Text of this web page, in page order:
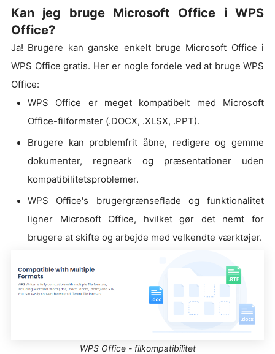
Kan jeg bruge Microsoft Office i WPS
Office?
Ja! Brugere kan ganske enkelt bruge Microsoft Office i
WPS Office gratis. Her er nogle fordele ved at bruge WPS
Office:
WPS Office er meget kompatibelt med Microsoft
Office-filformater (.DOCX, .XLSX, .PPT).
Brugere kan problemfrit åbne, redigere og gemme
dokumenter, regneark og præsentationer uden
kompatibilitetsproblemer.
WPS Office's brugergrænseflade og funktionalitet
ligner Microsoft Office, hvilket gør det nemt for
brugere at skifte og arbejde med velkendte værktøjer.
WPS Office - filkompatibilitet